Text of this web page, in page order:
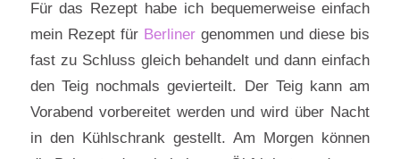
Für das Rezept habe ich bequemerweise einfach
mein Rezept für Berlinergenommen und diese bis
fast zu Schluss gleich behandelt und dann einfach
den Teig nochmals gevierteilt. Der Teig kann am
Vorabend vorbereitet werden und wird über Nacht
in den Kühlschrank gestellt. Am Morgen können